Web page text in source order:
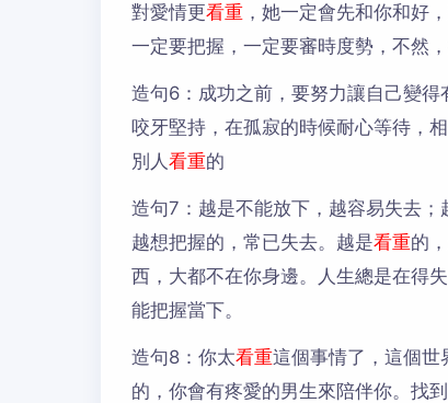
對愛情更看重 ，她一定會先和你和好
一定要把握，一定要審時度勢，不然
造句6： 成功之前，要努力讓自己變
咬牙堅持，在孤寂的時候耐心等待，
別人看重的
造句7： 越是不能放下，越容易失去；
越想把握的，常已失去。越是看重的
西，大都不在你身邊。人生總是在得
能把握當下。
造句8： 你太看重這個事情了，這個世
的，你會有疼愛的男生來陪伴你。找